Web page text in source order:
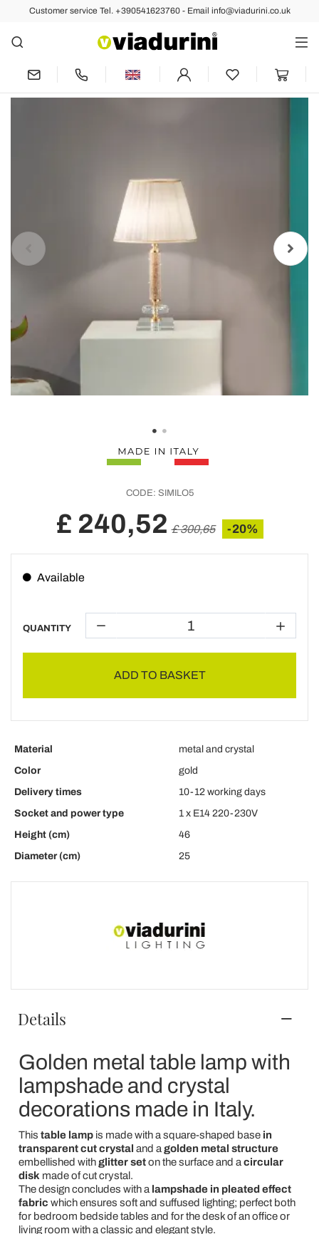
Customer service Tel. +390541623760 - Email info@viadurini.co.uk
Back Previous Next
Classic Support Lamp in Gold Metal,
Crystal and Lampshade - Similo
CODE: SIMILO5
£ 240,52 £ 300,65 -20%
Available
QUANTITY
ADD TO BASKET
Material
metal and crystal
Color
gold
Delivery times
10-12 working days
Socket and power type
1 x E14 220-230V
Height (cm)
46
Diameter (cm)
25
Details
Golden metal table lamp with
lampshade and crystal
decorations made in Italy.
This table lampis made with a square-shaped base in
transparent cut crystal and a golden metal structure
embellished withglitter seton the surface and a circular
disk made of cut crystal.
The design concludes with a lampshade in pleated effect
fabric which ensures soft and suffused lighting; perfect both
for bedroom bedside tables and for the desk of an office or
living room with a classic and elegant style.